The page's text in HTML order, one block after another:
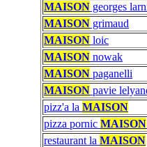
MAISON georges
MAISON grimaud
MAISON loic
MAISON nowak
MAISON paganelli
MAISON pavie
pizz'a la MAISON
pizza pornic MAISON
restaurant la MAISON